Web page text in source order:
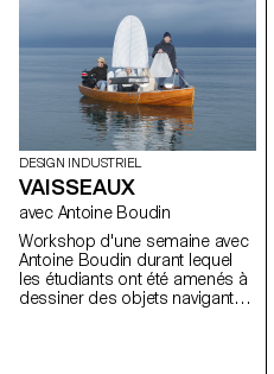
les avoir analysés et observés,
ils ont imaginé toutes sortes de
jeux et jouets avec pour seule
consigne, Have fun!
DESIGN INDUSTRIEL
VAISSEAUX
avec Antoine Boudin
Workshop d'une semaine avec
Antoine Boudin durant lequel
les étudiants ont été amenés à
dessiner des objets navigants